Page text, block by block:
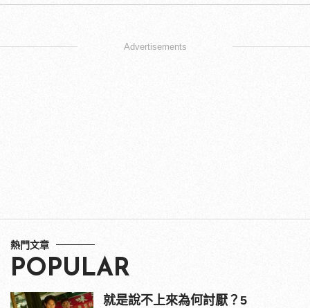
Advertisements
熱門文章
POPULAR
就是說不上來為何討厭？5